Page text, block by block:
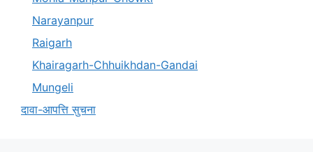
Narayanpur
Raigarh
Khairagarh-Chhuikhdan-Gandai
Mungeli
दावा-आपत्ति सुचना